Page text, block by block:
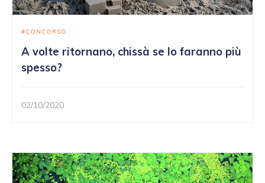
CONCORSO
A volte ritornano, chissà se lo faranno più
spesso?
02/10/2020